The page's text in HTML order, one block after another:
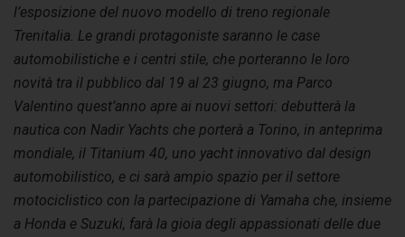
l’esposizione del nuovo modello di treno regionale
Trenitalia. Le grandi protagoniste saranno le case
automobilistiche e i centri stile, che porteranno le loro
novità tra il pubblico dal 19 al 23 giugno, ma Parco
Valentino quest’anno apre ai nuovi settori: debutterà la
nautica con Nadir Yachts che porterà a Torino, in anteprima
mondiale, il Titanium 40, uno yacht innovativo dal design
automobilistico, e ci sarà ampio spazio per il settore
motociclistico con la partecipazione di Yamaha che, insieme
a Honda e Suzuki, farà la gioia degli appassionati delle due